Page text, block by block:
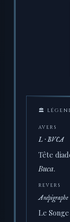
🏛
AVERS
L · BVCA
Tête
Buca.
REVERS
Anépigraphe
Le